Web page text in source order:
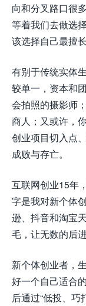
向和分叉路口很
等着我们去做选
该选择自己最擅
有别于传统实体
较单一，资本和
会拍照的摄影师
商人；又或许，
创业项目切入点
成败与存亡。
互联网创业15年
字是我对新个体
逊、抖音和淘宝
毛，让无数的后
新个体创业者，
好一个自己适合
后通过“低投、